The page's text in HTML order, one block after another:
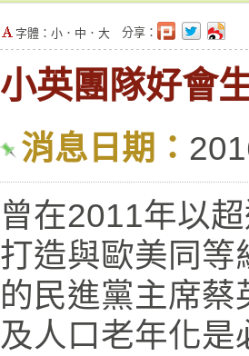
字體： 小 ． 中 ． 大 分享：
小英團隊好會
消息日期：
曾在2011年以
打造與歐美同等
的民進黨主席
及人口老年化